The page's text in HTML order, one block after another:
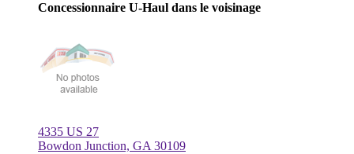
Concessionnaire U-Haul dans le voisinage
4335 US 27
Bowdon Junction, GA 30109